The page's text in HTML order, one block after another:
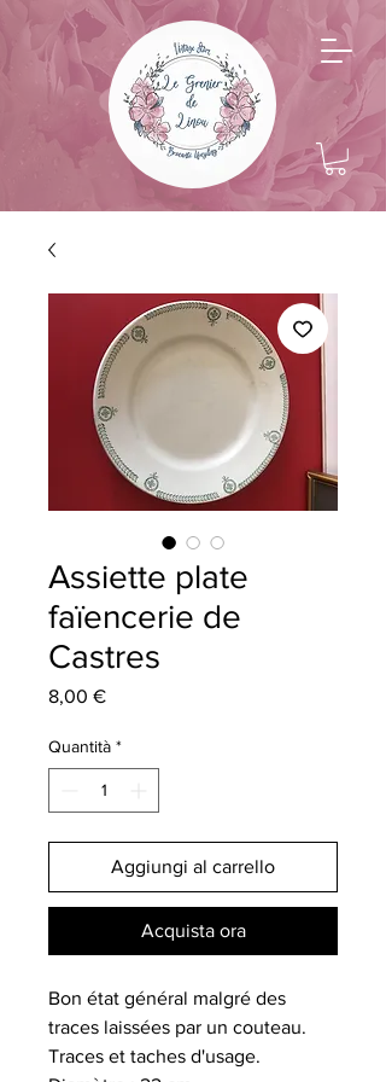
Assiette plate
faïencerie de
Castres
8,00 €Prezzo
Quantità *
Aggiungi al carrello
Acquista ora
Bon état général malgré des
traces laissées par un couteau.
Traces et taches d'usage.